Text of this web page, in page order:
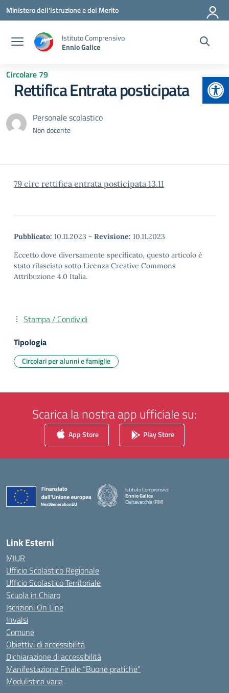
Vai ai contenuti
Vai al menu di navigazione
Vai al footer
Ministero dell'Istruzione e del Merito
Istituto Comprensivo
Ennio Galice
Circolare 79
Rettifica Entrata posticipata
Personale scolastico
Non docente
79 circ rettifica entrata posticipata 13.11
Pubblicato: 10.11.2023 - Revisione: 10.11.2023
Eccetto dove diversamente specificato, questo articolo è
stato rilasciato sotto Licenza Creative Commons
Attribuzione 4.0 Italia.
Stampa / Condividi
Tipologia
Circolari per alunni e famiglie
Scarica la nostra app ufficiale su:
App Store Play Store
Istituto Comprensivo
Ennio Galice
Civitavecchia (RM)
Link Esterni
MIUR
Ufficio Scolastico Regionale
Ufficio Scolastico Territoriale
Scuola in Chiaro
Iscrizioni On Line
Invalsi
Comune
Obiettivi di accessibilità
Dichiarazione di accessibilità
Manifestazione Finale “Buone pratiche”
Modulistica varia